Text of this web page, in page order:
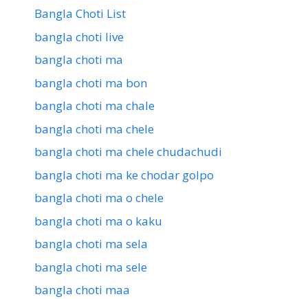
Bangla Choti List
bangla choti live
bangla choti ma
bangla choti ma bon
bangla choti ma chale
bangla choti ma chele
bangla choti ma chele chudachudi
bangla choti ma ke chodar golpo
bangla choti ma o chele
bangla choti ma o kaku
bangla choti ma sela
bangla choti ma sele
bangla choti maa